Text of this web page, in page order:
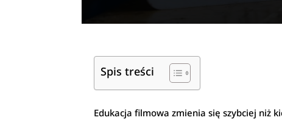
Spis treści
Edukacja filmowa zmienia się szybciej niż